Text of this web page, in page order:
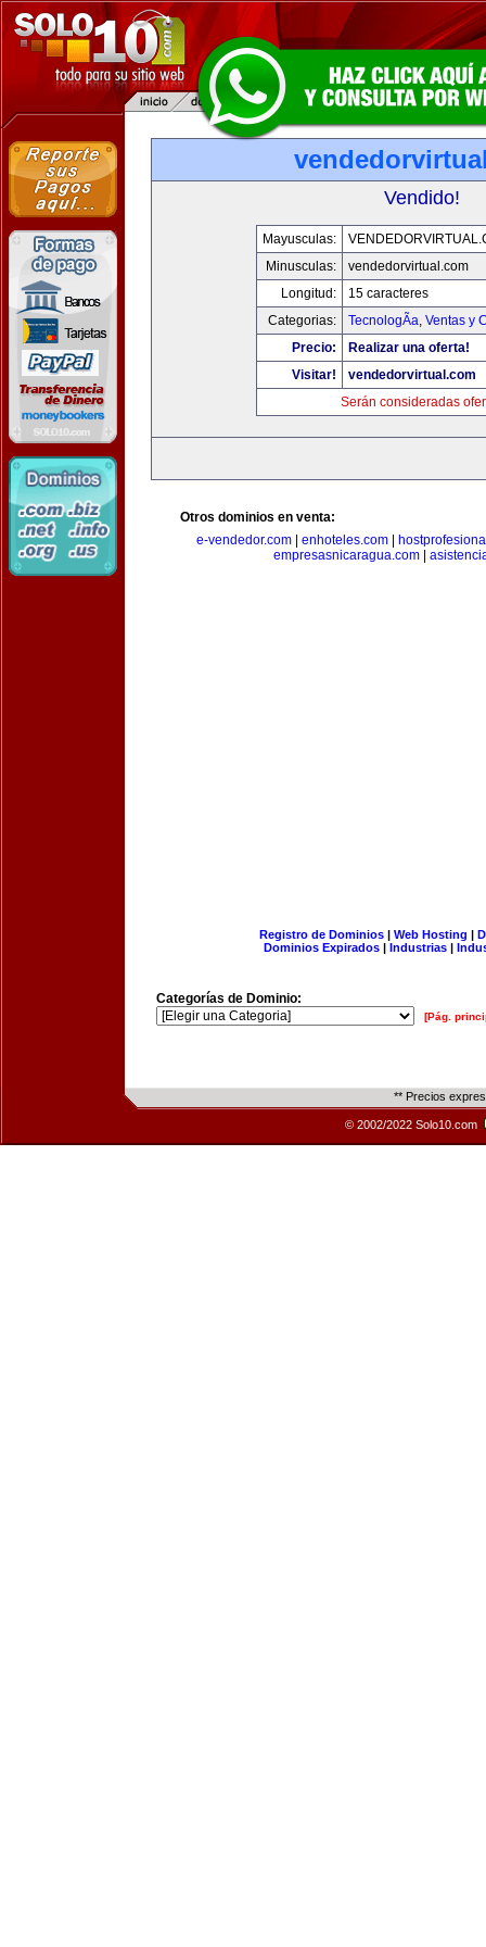
Vendido!
Mayusculas:
Minusculas:
vendedorvirtual.com
Longitud:
15 caracteres
Categorias:
TecnologÃ­a, Ventas y
Precio:
Realizar una oferta!
Visitar!
vendedorvirtual.com
Serán consideradas
Otros dominios en venta:
e-vendedor.com| enhoteles.com|
empresasnicaragua.com
Registro de Dominios| Web Hosting |
Dominios Expirados | Industrias |
Categorías de Dominio:
[Pág.
** Precios
© 2002/2022 Solo10.com